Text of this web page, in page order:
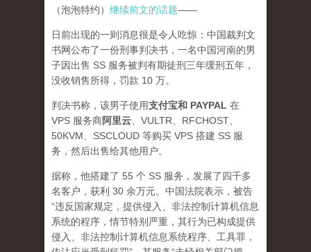
（泡泡特约） 继续前文的话题——
日前出现的一则消息很是令人吃惊：中国裁判文
书网公布了一份刑事判决书，一名中国河南的男
子因出售 SS 服务被判有期徒刑三年缓刑五年，
没收销售所得，罚款 10 万。
判决书称，该男子使用支付宝和 PAYPAL 在
VPS 服务商阿里云 、VULTR、RFCHOST、
50KVM、SSCLOUD 等购买 VPS 搭建 SS 服
务，然后出售给其他用户。
据称，他搭建了 55 个 SS 服务，发展了四千多
名客户，获利 30 余万元。中国法院表示，被告
“违反国家规定，提供侵入、非法控制计算机信息
系统的程序，情节特别严重，其行为已构成提供
侵入、非法控制计算机信息系统程序、工具罪，